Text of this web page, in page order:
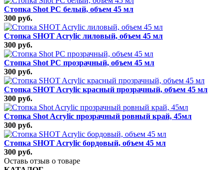
Стопка Shot РС белый, объем 45 мл
300 руб.
Стопка SHOT Acrylic лиловый, объем 45 мл
300 руб.
Стопка Shot РС прозрачный, объем 45 мл
300 руб.
Стопка SHOT Acrylic красный прозрачный, объем 45 мл
300 руб.
Стопка Shot Acrylic прозрачный ровный край, 45мл
300 руб.
Стопка SHOT Acrylic бордовый, объем 45 мл
300 руб.
Оставь отзыв о товаре